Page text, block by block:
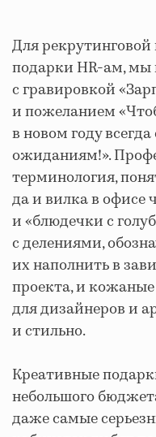
Для
подарки HR-ам,
с гравировкой
и пожеланием
в новом году
ожиданиям!».
терминология,
да и вилка в офисе
и «блюдечки с
с делениями,
их наполнить в
проекта, и
для дизайнеров и
и стильно.
Креативные
небольшого
даже самые